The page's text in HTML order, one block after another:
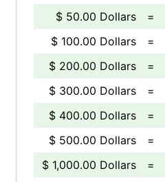
$ 50.00 Dollars
=
$ 100.00 Dollars
=
$ 200.00 Dollars
=
$ 300.00 Dollars
=
$ 400.00 Dollars
=
$ 500.00 Dollars
=
$ 1,000.00 Dollars
=